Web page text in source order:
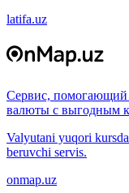
latifa.uz
Сервис,
валюты с выгодным
Valyutani yuqori
beruvchi servis.
onmap.uz